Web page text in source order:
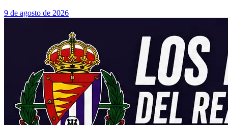
9 de agosto de 2026